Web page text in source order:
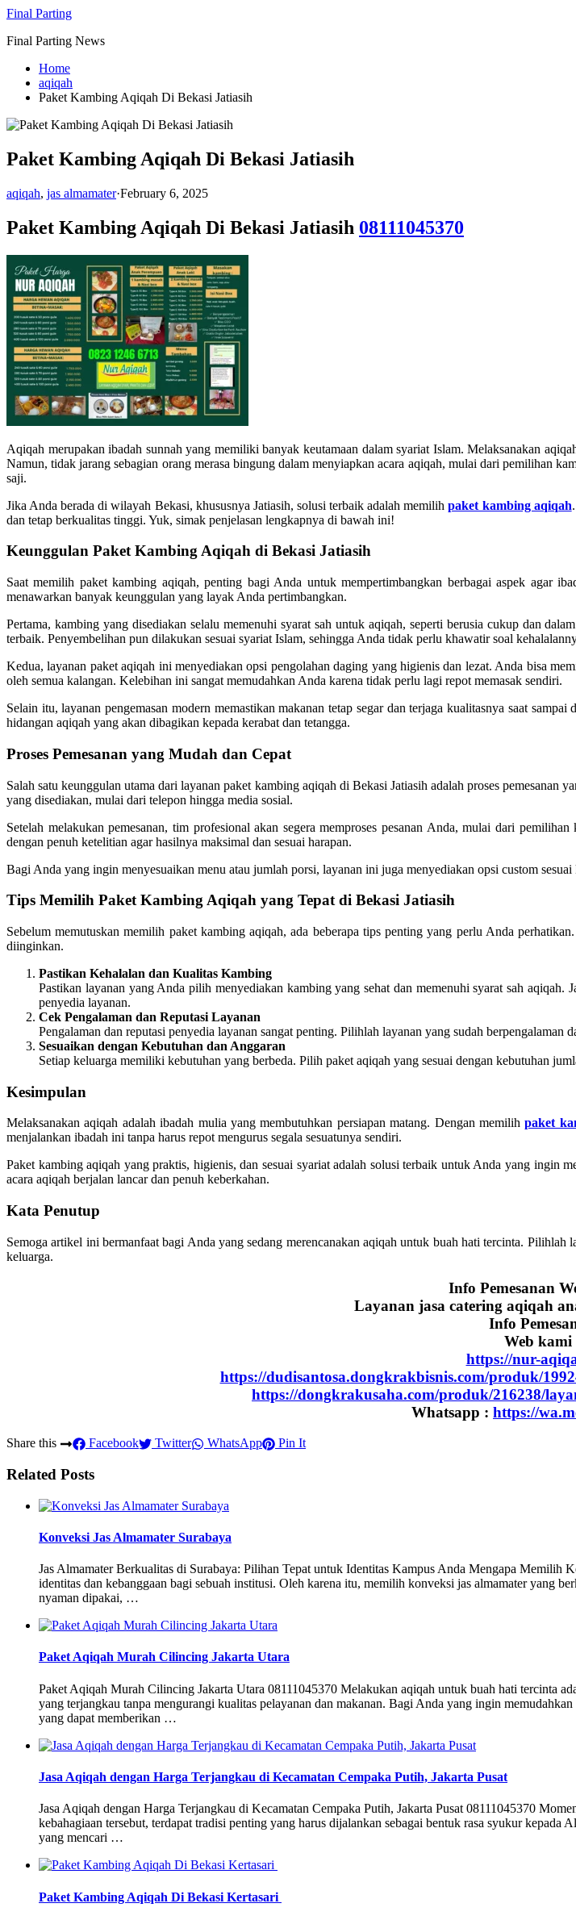
Skip
content
Final Parting
Final Parting News
Home
aqiqah
Paket Kambing Aqiqah Di Bekasi Jatiasih
Paket Kambing Aqiqah Di Bekasi Jatiasih
aqiqah, jas almamater·February 6, 2025
Paket Kambing Aqiqah Di Bekasi Jatiasih 08111045370
Aqiqah merupakan ibadah sunnah yang memiliki banyak keutamaan dalam syariat Islam. Melaksanakan
Namun, tidak jarang sebagian orang merasa bingung dalam menyiapkan acara aqiqah, mulai dari pemilihan
saji.
Jika Anda berada di wilayah Bekasi, khususnya Jatiasih, solusi terbaik adalah memilihpaket kambing aqiqah
dan tetap berkualitas tinggi. Yuk, simak penjelasan lengkapnya di bawah ini!
Keunggulan Paket Kambing Aqiqah di Bekasi Jatiasih
Saat memilih paket kambing aqiqah, penting bagi Anda untuk mempertimbangkan berbagai aspek agar
menawarkan banyak keunggulan yang layak Anda pertimbangkan.
Pertama, kambing yang disediakan selalu memenuhi syarat sah untuk aqiqah, seperti berusia cukup dan
terbaik. Penyembelihan pun dilakukan sesuai syariat Islam, sehingga Anda tidak perlu khawatir soal
Kedua, layanan paket aqiqah ini menyediakan opsi pengolahan daging yang higienis dan lezat. Anda bisa
oleh semua kalangan. Kelebihan ini sangat memudahkan Anda karena tidak perlu lagi repot memasak sendiri.
Selain itu, layanan pengemasan modern memastikan makanan tetap segar dan terjaga kualitasnya saat
hidangan aqiqah yang akan dibagikan kepada kerabat dan tetangga.
Proses Pemesanan yang Mudah dan Cepat
Salah satu keunggulan utama dari layanan paket kambing aqiqah di Bekasi Jatiasih adalah proses pemesanan
yang disediakan, mulai dari telepon hingga media sosial.
Setelah melakukan pemesanan, tim profesional akan segera memproses pesanan Anda, mulai dari
dengan penuh ketelitian agar hasilnya maksimal dan sesuai harapan.
Bagi Anda yang ingin menyesuaikan menu atau jumlah porsi, layanan ini juga menyediakan opsi custom
Tips Memilih Paket Kambing Aqiqah yang Tepat di Bekasi Jatiasih
Sebelum memutuskan memilih paket kambing aqiqah, ada beberapa tips penting yang perlu Anda
diinginkan.
Pastikan Kehalalan dan Kualitas Kambing
Pastikan layanan yang Anda pilih menyediakan kambing yang sehat dan memenuhi syarat sah aqiqah.
penyedia layanan.
Cek Pengalaman dan Reputasi Layanan
Pengalaman dan reputasi penyedia layanan sangat penting. Pilihlah layanan yang sudah berpengalaman
Sesuaikan dengan Kebutuhan dan Anggaran
Setiap keluarga memiliki kebutuhan yang berbeda. Pilih paket aqiqah yang sesuai dengan kebutuhan
Kesimpulan
Melaksanakan aqiqah adalah ibadah mulia yang membutuhkan persiapan matang. Dengan memilihpaket
menjalankan ibadah ini tanpa harus repot mengurus segala sesuatunya sendiri.
Paket kambing aqiqah yang praktis, higienis, dan sesuai syariat adalah solusi terbaik untuk Anda yang ingin
acara aqiqah berjalan lancar dan penuh keberkahan.
Kata Penutup
Semoga artikel ini bermanfaat bagi Anda yang sedang merencanakan aqiqah untuk buah hati tercinta.
keluarga.
Info Pemesanan
Layanan jasa catering aqiqah
Info
Web kami
https://nur-
https://dudisantosa.dongkrakbisnis.com/produk/
https://dongkrakusaha.com/produk/216238/
Whatsapp : https://
Share this Facebook Twitter WhatsApp Pin It
Related Posts
Konveksi Jas Almamater Surabaya
Jas Almamater Berkualitas di Surabaya: Pilihan Tepat untuk Identitas Kampus Anda Mengapa Memilih
identitas dan kebanggaan bagi sebuah institusi. Oleh karena itu, memilih konveksi jas almamater yang
nyaman dipakai, …
Paket Aqiqah Murah Cilincing Jakarta Utara
Paket Aqiqah Murah Cilincing Jakarta Utara 08111045370 Melakukan aqiqah untuk buah hati tercinta
yang terjangkau tanpa mengurangi kualitas pelayanan dan makanan. Bagi Anda yang ingin
yang dapat memberikan …
Jasa Aqiqah dengan Harga Terjangkau di Kecamatan Cempaka Putih, Jakarta Pusat
Jasa Aqiqah dengan Harga Terjangkau di Kecamatan Cempaka Putih, Jakarta Pusat 08111045370
kebahagiaan tersebut, terdapat tradisi penting yang harus dijalankan sebagai bentuk rasa syukur
yang mencari …
Paket Kambing Aqiqah Di Bekasi Kertasari